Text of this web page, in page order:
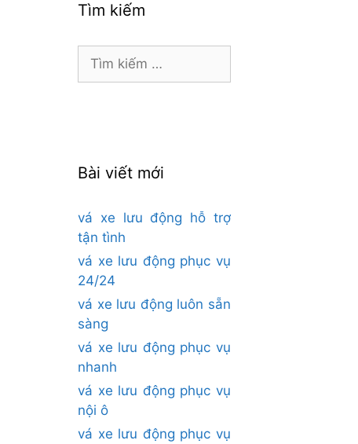
Tìm kiếm
Tìm
Bài viết mới
vá xe lưu động hỗ trợ
tận tình
vá xe lưu động phục vụ
24/24
vá xe lưu động luôn sẵn
sàng
vá xe lưu động phục vụ
nhanh
vá xe lưu động phục vụ
nội ô
vá xe lưu động phục vụ